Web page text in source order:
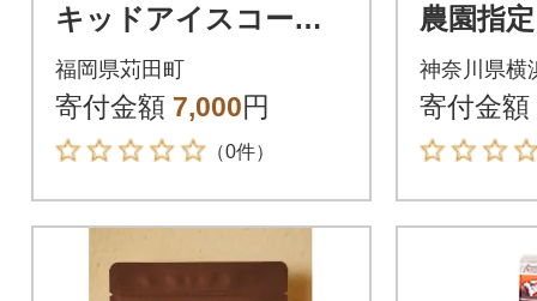
キッドアイスコーヒ
ー 涼珈【(無糖)1000
ml×1本】
福岡県苅田町
寄付金額 7,000円
（0件）
農園指
コーヒ
(10g×12
神奈川県横
寄付金額